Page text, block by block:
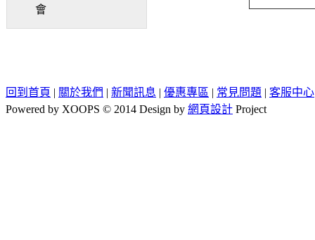
會
回到首頁 | 關於我們 | 新聞訊息 | 優惠專區 | 常見問題 | 客服中心
Powered by XOOPS © 2014 Design by 網頁設計 Project